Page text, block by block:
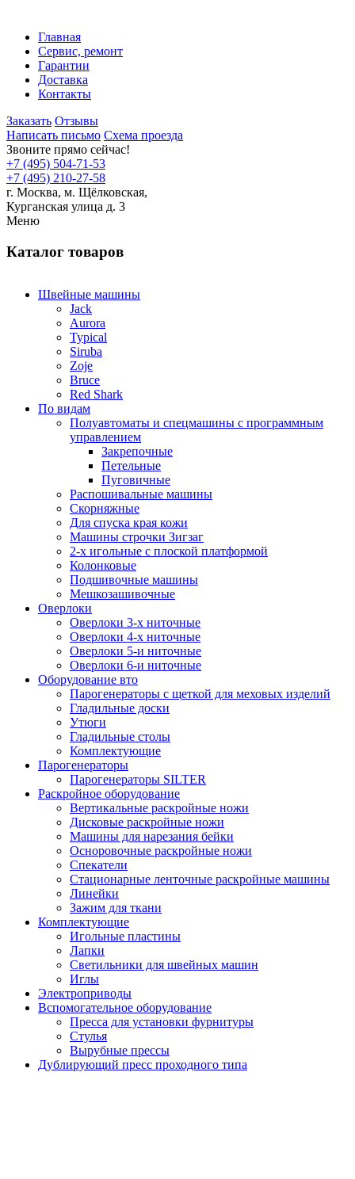
Главная
Сервис, ремонт
Гарантии
Доставка
Контакты
Заказать Отзывы
Написать письмо Схема проезда
Звоните прямо сейчас!
+7 (495) 504-71-53
+7 (495) 210-27-58
г. Москва, м. Щёлковская,
Курганская улица д. 3
Меню
Каталог товаров
Швейные машины
Jack
Aurora
Typical
Siruba
Zoje
Bruce
Red Shark
По видам
Полуавтоматы и спецмашины с программным
управлением
Закрепочные
Петельные
Пуговичные
Распошивальные машины
Скорняжные
Для спуска края кожи
Машины строчки Зигзаг
2-х игольные с плоской платформой
Колонковые
Подшивочные машины
Мешкозашивочные
Оверлоки
Оверлоки 3-х ниточные
Оверлоки 4-х ниточные
Оверлоки 5-и ниточные
Оверлоки 6-и ниточные
Оборудование вто
Парогенераторы с щеткой для меховых изделий
Гладильные доски
Утюги
Гладильные столы
Комплектующие
Парогенераторы
Парогенераторы SILTER
Раскройное оборудование
Вертикальные раскройные ножи
Дисковые раскройные ножи
Машины для нарезания бейки
Осноровочные раскройные ножи
Спекатели
Стационарные ленточные раскройные машины
Линейки
Зажим для ткани
Комплектующие
Игольные пластины
Лапки
Светильники для швейных машин
Иглы
Электроприводы
Вспомогательное оборудование
Пресса для установки фурнитуры
Стулья
Вырубные прессы
Дублирующий пресс проходного типа